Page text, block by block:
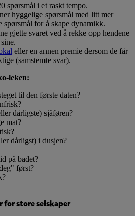
spørsmål i et raskt tempo.
hyggelige spørsmål med litt mer
spørsmål for å skape dynamikk.
gjette svaret ved å rekke opp hendene
eller en annen premie dersom de får
(samstemte svar).
leken:
til den første daten?
dårligste) sjåføren?
mat?
dårligst) i dusjen?
på badet?
først?
for store selskaper